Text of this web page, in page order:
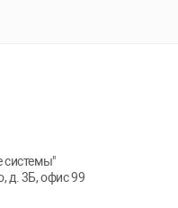
системы"
д. 3Б, офис 99